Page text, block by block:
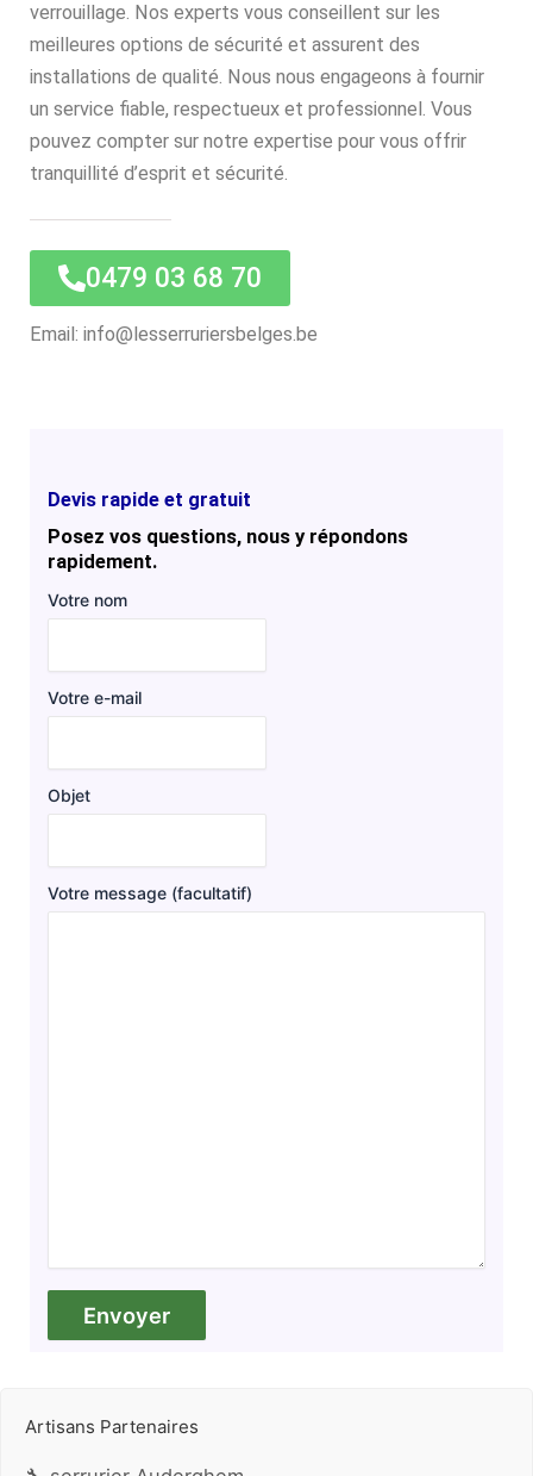
verrouillage. Nos experts vous conseillent sur les
meilleures options de sécurité et assurent des
installations de qualité. Nous nous engageons à fournir
un service fiable, respectueux et professionnel. Vous
pouvez compter sur notre expertise pour vous offrir
tranquillité d’esprit et sécurité.
0479 03 68 70
Email: info@lesserruriersbelges.be
Devis rapide et gratuit
Posez vos questions, nous y répondons
rapidement.
Votre nom
Votre e-mail
Objet
Votre message (facultatif)
Artisans Partenaires